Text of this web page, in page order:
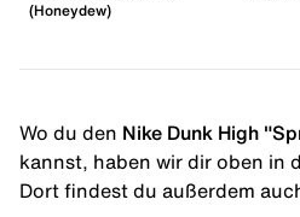
(Honeydew)
Wo du den Nike Dunk High
kannst, haben wir dir oben in
Dort findest du außerdem